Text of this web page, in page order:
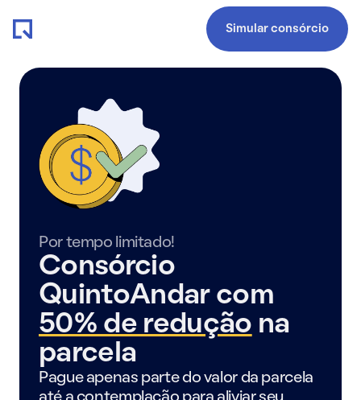
Simular consórcio
Por tempo limitado!
Consórcio
QuintoAndar com
50% de redução na
parcela
Pague apenas parte do valor da parcela